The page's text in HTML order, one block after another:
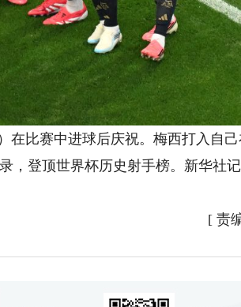
比赛中进球后庆祝。梅西打入自己
，登顶世界杯历史射手榜。新华社
[ 责